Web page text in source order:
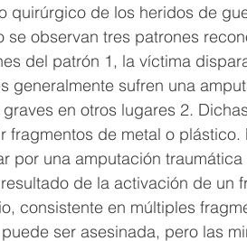
quirúrgico de los heridos de
se observan tres patrones
del patrón 1, la víctima
generalmente sufren una
en otros lugares 2.
fragmentos de metal o
por una amputación
de la activación de un
consistente en múltiples
ser asesinada, pero las